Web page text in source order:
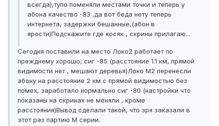
всегда),тупо поменяли местами точки и теперь у
абона качество -83 ,да вот беда нету теперь
интернета, задержки бешанные,(абон в
ярости)Подскажите где косяк , скрины прилагаю...
Сегодня поставили на место Локо2 работает по
прежднему хорошо, сиг -85 (расстояние 1.1 км, прямой
видимости нет , мешают деревья)Локо М2 перенесли
абону на расстояние 2 км с прямой видимостью без
помех, заработало нормально сиг -80 (настройки что
показаны на скринах не меняли , кроме
расстояния)Вывод сделали такой, что зря заказали в
этот раз партию М серии.